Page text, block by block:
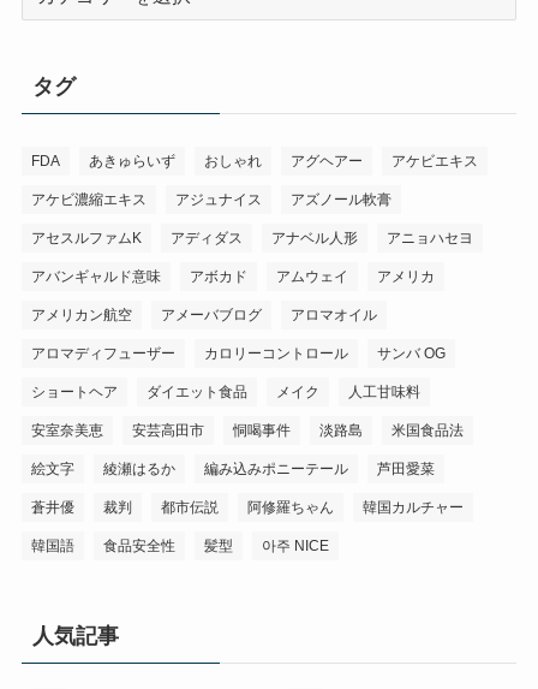
ー
タグ
FDA あきゅらいず おしゃれ アグヘアー アケビエキス
アケビ濃縮エキス アジュナイス アズノール軟膏
アセスルファムK アディダス アナベル人形 アニョハセヨ
アバンギャルド意味 アボカド アムウェイ アメリカ
アメリカン航空 アメーバブログ アロマオイル
アロマディフューザー カロリーコントロール サンバ OG
ショートヘア ダイエット食品 メイク 人工甘味料
安室奈美恵 安芸高田市 恫喝事件 淡路島 米国食品法
絵文字 綾瀬はるか 編み込みポニーテール 芦田愛菜
蒼井優 裁判 都市伝説 阿修羅ちゃん 韓国カルチャー
韓国語 食品安全性 髪型 아주 NICE
人気記事